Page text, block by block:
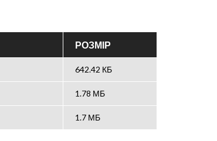
РОЗМІР
642.42 КБ
1.78 МБ
1.7 МБ